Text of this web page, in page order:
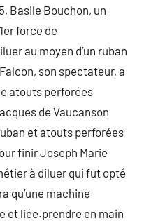
Basile Bouchon, un
force de
au moyen d’un ruban
son spectateur, a
atouts perforées
de Vaucanson
et atouts perforées
finir Joseph Marie
à diluer qui fut opté
qu’une machine
et liée.prendre en main